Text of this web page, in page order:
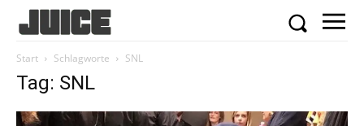
Start Schlagworte SNL
Tag: SNL